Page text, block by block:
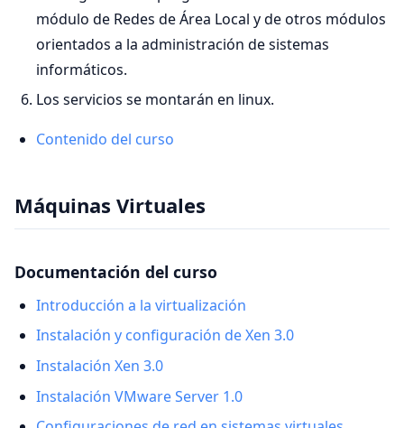
módulo de Redes de Área Local y de otros módulos
orientados a la administración de sistemas
informáticos.
Los servicios se montarán en linux.
Contenido del curso
Máquinas Virtuales
Documentación del curso
Introducción a la virtualización
Instalación y configuración de Xen 3.0
Instalación Xen 3.0
Instalación VMware Server 1.0